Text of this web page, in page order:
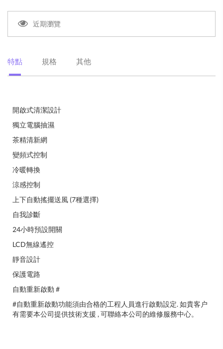
近期瀏覽
特點 規格 其他
開啟式清潔設計
獨立電腦抽濕
茶精清新網
變頻式控制
冷暖轉換
涼感控制
上下自動搖擺送風 (7種選擇)
自我診斷
24小時預設開關
LCD無線遙控
靜音設計
保護電路
自動重新啟動 #
#自動重新啟動功能須由合格的工程人員進行啟動設定. 如貴客户
有需要本公司提供技術支援 , 可聯絡本公司的維修服務中心。